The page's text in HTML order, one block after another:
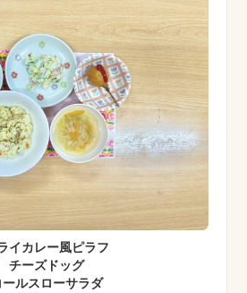
イカレー風ピラフ
チーズドッグ
ールスローサラダ